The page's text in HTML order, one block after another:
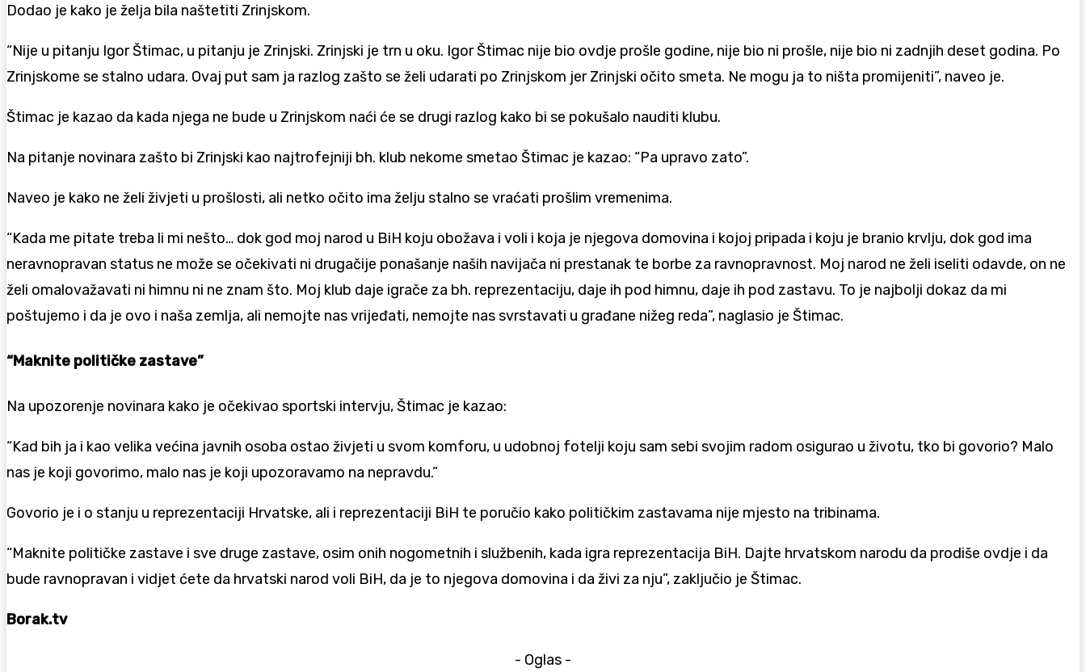
Dodao je kako je želja bila naštetiti Zrinjskom.
“Nije u pitanju Igor Štimac, u pitanju je Zrinjski. Zrinjski je trn u oku. Igor Štimac nije bio ovdje prošle godine, nije bio ni prošle, nije bio ni zadnjih deset godina. Po
Zrinjskome se stalno udara. Ovaj put sam ja razlog zašto se želi udarati po Zrinjskom jer Zrinjski očito smeta. Ne mogu ja to ništa promijeniti”, naveo je.
Štimac je kazao da kada njega ne bude u Zrinjskom naći će se drugi razlog kako bi se pokušalo nauditi klubu.
Na pitanje novinara zašto bi Zrinjski kao najtrofejniji bh. klub nekome smetao Štimac je kazao: “Pa upravo zato”.
Naveo je kako ne želi živjeti u prošlosti, ali netko očito ima želju stalno se vraćati prošlim vremenima.
“Kada me pitate treba li mi nešto… dok god moj narod u BiH koju obožava i voli i koja je njegova domovina i kojoj pripada i koju je branio krvlju, dok god ima
neravnopravan status ne može se očekivati ni drugačije ponašanje naših navijača ni prestanak te borbe za ravnopravnost. Moj narod ne želi iseliti odavde, on ne
želi omalovažavati ni himnu ni ne znam što. Moj klub daje igrače za bh. reprezentaciju, daje ih pod himnu, daje ih pod zastavu. To je najbolji dokaz da mi
poštujemo i da je ovo i naša zemlja, ali nemojte nas vrijeđati, nemojte nas svrstavati u građane nižeg reda”, naglasio je Štimac.
“Maknite političke zastave”
Na upozorenje novinara kako je očekivao sportski intervju, Štimac je kazao:
“Kad bih ja i kao velika većina javnih osoba ostao živjeti u svom komforu, u udobnoj fotelji koju sam sebi svojim radom osigurao u životu, tko bi govorio? Malo
nas je koji govorimo, malo nas je koji upozoravamo na nepravdu.”
Govorio je i o stanju u reprezentaciji Hrvatske, ali i reprezentaciji BiH te poručio kako političkim zastavama nije mjesto na tribinama.
“Maknite političke zastave i sve druge zastave, osim onih nogometnih i službenih, kada igra reprezentacija BiH. Dajte hrvatskom narodu da prodiše ovdje i da
bude ravnopravan i vidjet ćete da hrvatski narod voli BiH, da je to njegova domovina i da živi za nju”, zaključio je Štimac.
Borak.tv
- Oglas -